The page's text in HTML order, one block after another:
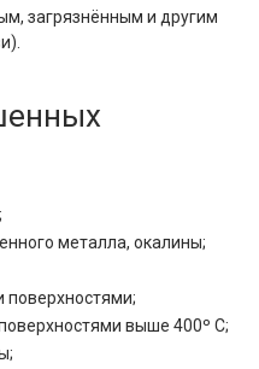
загрязнённым и другим
металла, окалины;
поверхностями;
выше 400º С;